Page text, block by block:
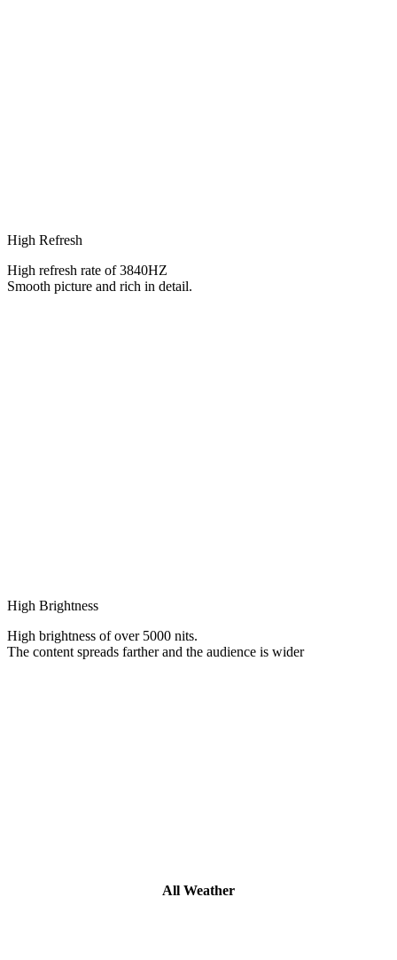
High Refresh
High refresh rate of 3840HZ
Smooth picture and rich in detail.
High Brightness
High brightness of over 5000 nits.
The content spreads farther and the audience is wider
All Weather